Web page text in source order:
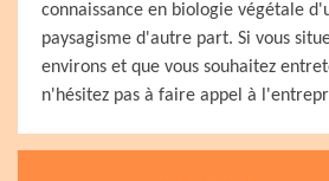
connaissance en biologie végétale
paysagisme d'autre part. Si vous
environs et que vous souhaitez
n'hésitez pas à faire appel à